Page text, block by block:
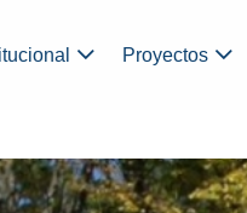
Proyectos